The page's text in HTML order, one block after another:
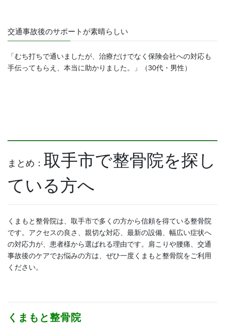
交通事故後のサポートが素晴らしい
「むち打ちで通いましたが、治療だけでなく保険会社への対応も
手伝ってもらえ、本当に助かりました。」（30代・男性）
まとめ： 取手市で整骨院を探し
ている方へ
くまもと整骨院は、取手市で多くの方から信頼を得ている整骨院
です。アクセスの良さ、親切な対応、最新の設備、幅広い症状へ
の対応力が、患者様から選ばれる理由です。肩こりや腰痛、交通
事故後のケアでお悩みの方は、ぜひ一度くまもと整骨院をご利用
ください。
くまもと整骨院